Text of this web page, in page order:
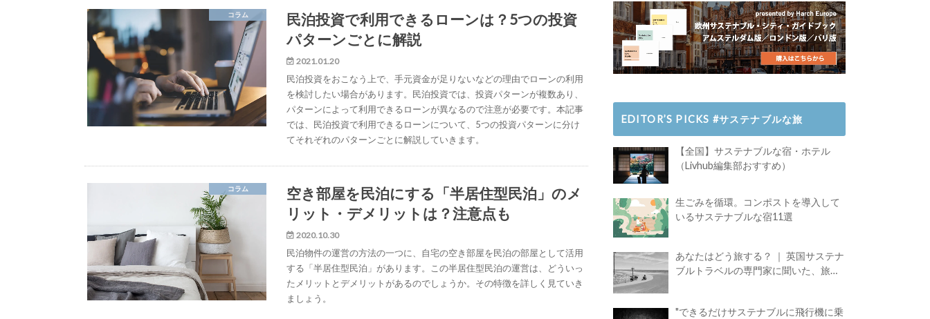
コラム
民泊投資で利用できるローンは？5つの投資
パターンごとに解説
2021.01.20
民泊投資をおこなう上で、手元資金が足りないなどの理由でローンの利用
を検討したい場合があります。民泊投資では、投資パターンが複数あり、
パターンによって利用できるローンが異なるので注意が必要です。本記事
では、民泊投資で利用できるローンについて、5つの投資パターンに分け
てそれぞれのパターンごとに解説していきます。
コラム
空き部屋を民泊にする「半居住型民泊」のメ
リット・デメリットは？注意点も
2020.10.30
民泊物件の運営の方法の一つに、自宅の空き部屋を民泊の部屋として活用
する「半居住型民泊」があります。この半居住型民泊の運営は、どういっ
たメリットとデメリットがあるのでしょうか。その特徴を詳しく見ていき
ましょう。
EDITOR’S PICKS #サステナブルな旅
【全国】サステナブルな宿・ホテル
（Livhub編集部おすすめ）
生ごみを循環。コンポストを導入して
いるサステナブルな宿11選
あなたはどう旅する？ ｜ 英国サステナ
ブルトラベルの専門家に聞いた、旅の
"できるだけサステナブルに飛行機に乗